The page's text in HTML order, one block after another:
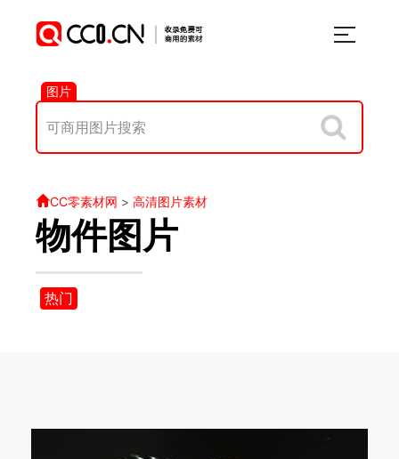
图片
CC零素材网 > 高清图片素材
物件图片
热门